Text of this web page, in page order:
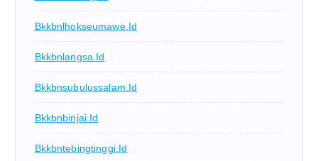
Bkkbnlhokseumawe.id
Bkkbnlangsa.id
Bkkbnsubulussalam.id
Bkkbnbinjai.id
Bkkbntebingtinggi.id